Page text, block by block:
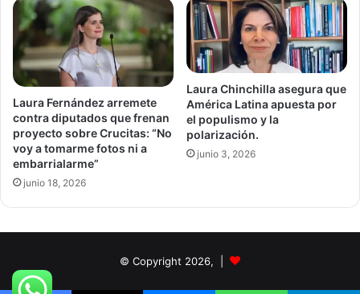
Laura Fernández arremete
contra diputados que frenan
proyecto sobre Crucitas: “No
voy a tomarme fotos ni a
embarrialarme”
junio 18, 2026
Laura Chinchilla asegura que
América Latina apuesta por
el populismo y la
polarización.
junio 3, 2026
© Copyright 2026, |